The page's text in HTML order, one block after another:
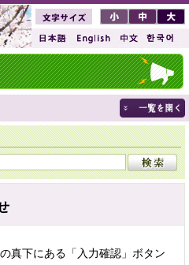
真下にある「入力確認」ボタン